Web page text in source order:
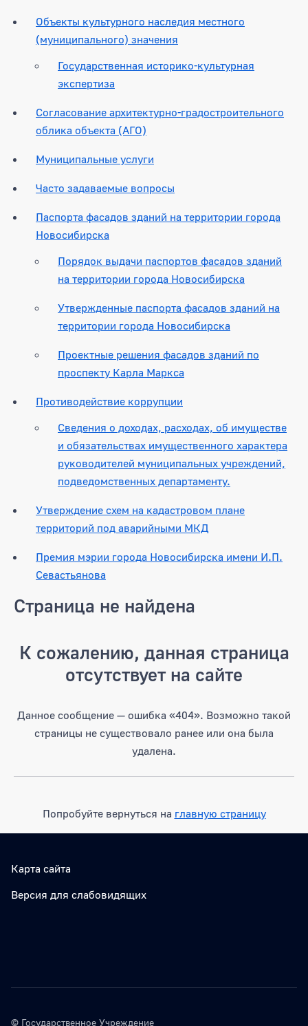
Объекты культурного наследия местного
(муниципального) значения
Государственная историко-культурная
экспертиза
Согласование архитектурно-градостроительного
облика объекта (АГО)
Муниципальные услуги
Часто задаваемые вопросы
Паспорта фасадов зданий на территории города
Новосибирска
Порядок выдачи паспортов фасадов зданий
на территории города Новосибирска
Утвержденные паспорта фасадов зданий на
территории города Новосибирска
Проектные решения фасадов зданий по
проспекту Карла Маркса
Противодействие коррупции
Сведения о доходах, расходах, об имуществе
и обязательствах имущественного характера
руководителей муниципальных учреждений,
подведомственных департаменту.
Утверждение схем на кадастровом плане
территорий под аварийными МКД
Премия мэрии города Новосибирска имени И.П.
Севастьянова
Страница не найдена
К сожалению, данная страница
отсутствует на сайте
Данное сообщение — ошибка «404». Возможно такой
страницы не существовало ранее или она была
удалена.
Попробуйте вернуться на главную страницу
Карта сайта
Версия для слабовидящих
© Государственное Учреждение